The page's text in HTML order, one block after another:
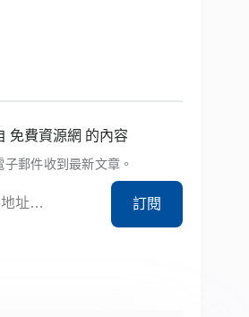
免費資源網 的內容
郵件收到最新文章。
訂閱